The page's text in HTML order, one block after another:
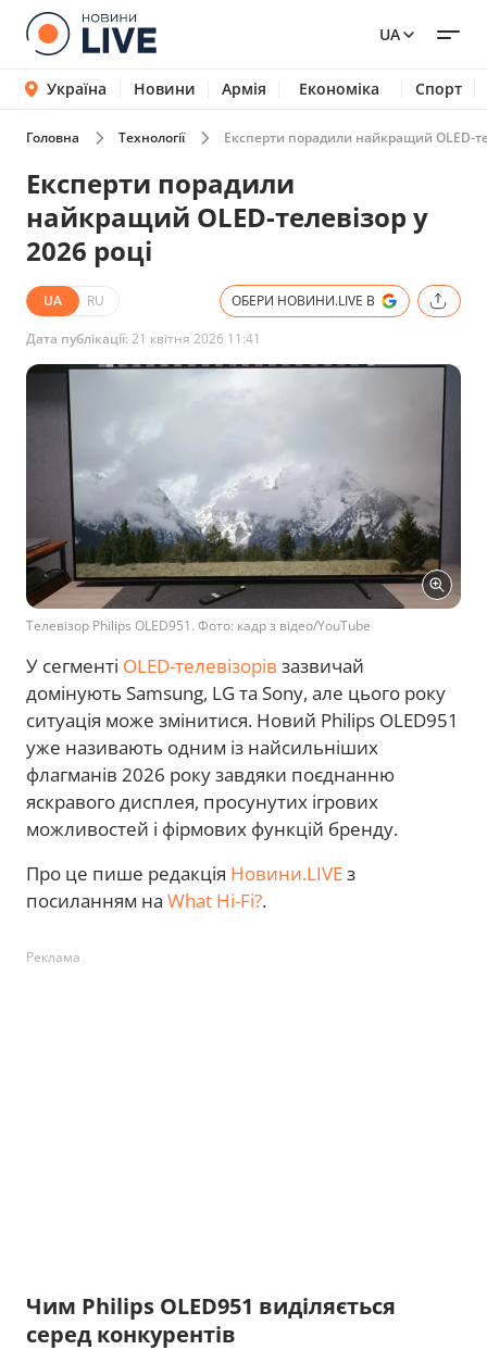
UA
Україна Новини Армія Економіка Спорт
Головна Технології Експерти порадили найкращий OLED-
Експерти порадили
найкращий OLED-телевізор у
2026 році
UA RU ОБЕРИ НОВИНИ.LIVE В
Дата публікації:21 квітня 2026 11:41
Телевізор Philips OLED951. Фото: кадр з відео/YouTube
У сегменті OLED-телевізорів зазвичай
домінують Samsung, LG та Sony, але цього року
ситуація може змінитися. Новий Philips OLED951
уже називають одним із найсильніших
флагманів 2026 року завдяки поєднанню
яскравого дисплея, просунутих ігрових
можливостей і фірмових функцій бренду.
Про це пише редакція Новини.LIVEз
посиланням на What Hi-Fi?.
Реклама
Чим Philips OLED951 виділяється
серед конкурентів